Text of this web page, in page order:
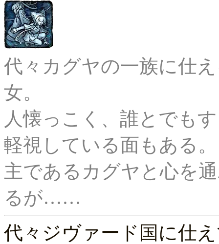
代々カグヤの一族に仕
女。
人懐っこく、誰とでも
軽視している面もある。
主であるカグヤと心を
代々ジヴァード国に仕